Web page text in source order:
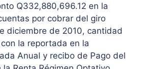
Q332,880,696.12 en la
por cobrar del giro
diciembre de 2010, cantidad
la reportada en la
Anual y recibo de Pago del